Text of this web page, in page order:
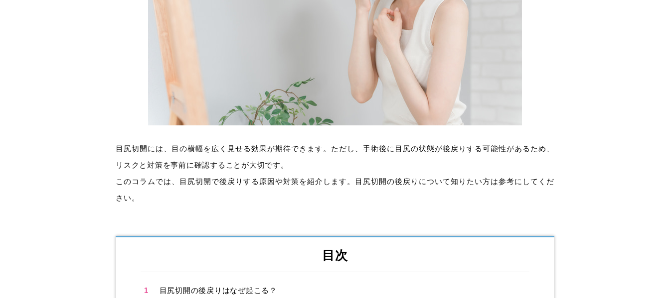
目尻切開には、目の横幅を広く見せる効果が期待できます。ただし、手術後に目尻の状態が後戻りする可能性があるため、
リスクと対策を事前に確認することが大切です。
このコラムでは、目尻切開で後戻りする原因や対策を紹介します。目尻切開の後戻りについて知りたい方は参考にしてくだ
さい。
目次
1
目尻切開の後戻りはなぜ起こる？